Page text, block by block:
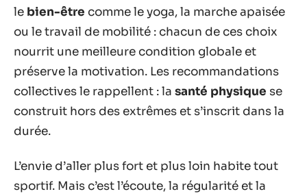
le bien-être comme le yoga, la marche apaisée
ou le travail de mobilité : chacun de ces choix
nourrit une meilleure condition globale et
préserve la motivation. Les recommandations
collectives le rappellent : la santé physique se
construit hors des extrêmes et s’inscrit dans la
durée.
L’envie d’aller plus fort et plus loin habite tout
sportif. Mais c’est l’écoute, la régularité et la